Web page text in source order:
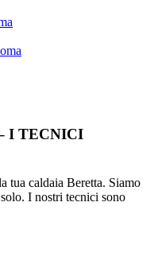
I TECNICI
tua caldaia Beretta. Siamo
I nostri tecnici sono